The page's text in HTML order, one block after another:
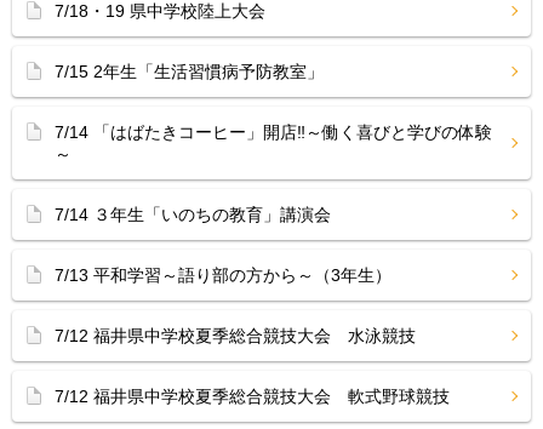
7/18・19 県中学校陸上大会
7/15 2年生「生活習慣病予防教室」
7/14 「はばたきコーヒー」開店‼︎～働く喜びと学びの体験
～
7/14 ３年生「いのちの教育」講演会
7/13 平和学習～語り部の方から～（3年生）
7/12 福井県中学校夏季総合競技大会 水泳競技
7/12 福井県中学校夏季総合競技大会 軟式野球競技